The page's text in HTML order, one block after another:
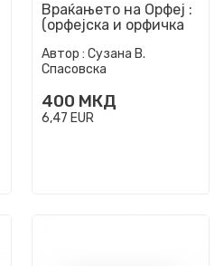
Враќањето на Орфеј :
(орфејска и орфичка
Автор : Сузана В.
Спасовска
400 МКД
6,47 EUR